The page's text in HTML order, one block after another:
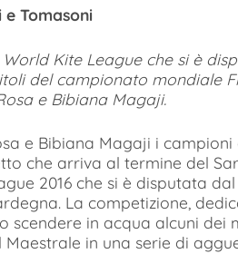
Tomasoni
Kite League che si è
del campionato mondiale
e Bibiana Magaji.
e Bibiana Magaji i
che arriva al termine del
2016 che si è disputata dal
La competizione,
scendere in acqua alcuni dei
in una serie di